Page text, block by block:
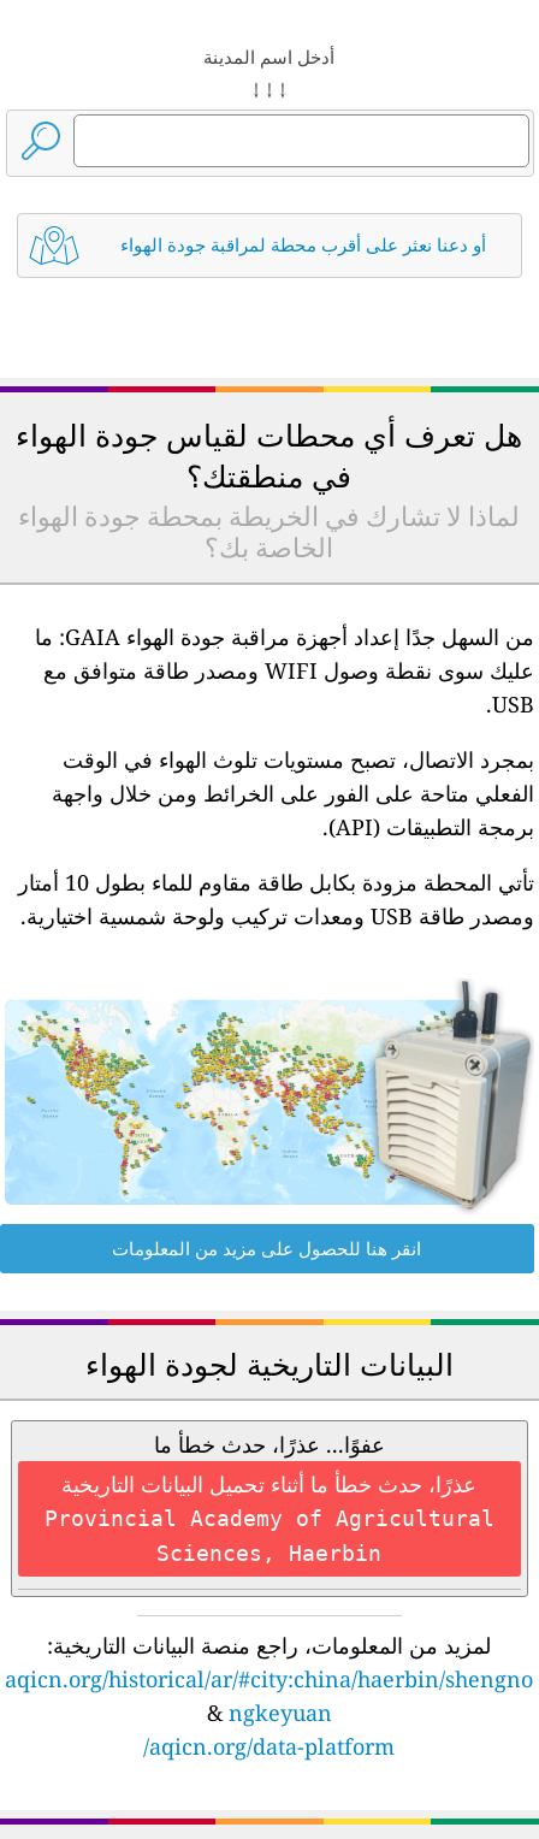
أدخل اسم المدينة
↓ ↓ ↓
أو دعنا نعثر على أقرب محطة لمراقبة جودة الهواء
هل تعرف أي محطات لقياس جودة الهواء
في منطقتك؟
لماذا لا تشارك في الخريطة بمحطة جودة الهواء
الخاصة بك؟
من السهل جدًا إعداد أجهزة مراقبة جودة الهواء GAIA: ما
عليك سوى نقطة وصول WIFI ومصدر طاقة متوافق مع
USB.
بمجرد الاتصال، تصبح مستويات تلوث الهواء في الوقت
الفعلي متاحة على الفور على الخرائط ومن خلال واجهة
برمجة التطبيقات (API).
تأتي المحطة مزودة بكابل طاقة مقاوم للماء بطول 10 أمتار
ومصدر طاقة USB ومعدات تركيب ولوحة شمسية اختيارية.
انقر هنا للحصول على مزيد من المعلومات
البيانات التاريخية لجودة الهواء
عفوًا... عذرًا، حدث خطأ ما
عذرًا، حدث خطأ ما أثناء تحميل البيانات التاريخية
Provincial Academy of Agricultural
Sciences, Haerbin
لمزيد من المعلومات، راجع منصة البيانات التاريخية:
aqicn.org/historical/ar/#city:china/haerbin/shengno
ngkeyuan
&
aqicn.org/data-platform/